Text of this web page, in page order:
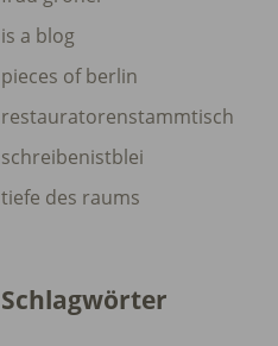
is a blog
pieces of berlin
restauratorenstammtisch
schreibenistblei
tiefe des raums
Schlagwörter